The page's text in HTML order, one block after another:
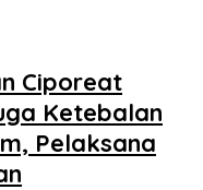
Ciporeat
Ketebalan
Pelaksana